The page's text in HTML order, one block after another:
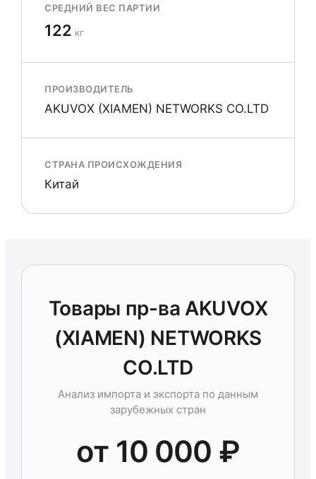
СРЕДНИЙ ВЕС ПАРТИИ
122 кг
ПРОИЗВОДИТЕЛЬ
AKUVOX (XIAMEN) NETWORKS CO.LTD
СТРАНА ПРОИСХОЖДЕНИЯ
Китай
Товары пр-ва AKUVOX
(XIAMEN) NETWORKS
CO.LTD
Анализ импорта и экспорта по данным
зарубежных стран
от 10 000 ₽